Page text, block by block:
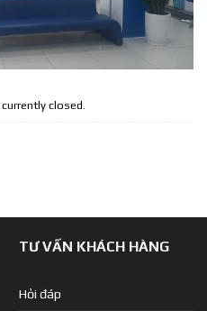
closed.
TƯ VẤN KHÁCH HÀNG
Hỏi đáp